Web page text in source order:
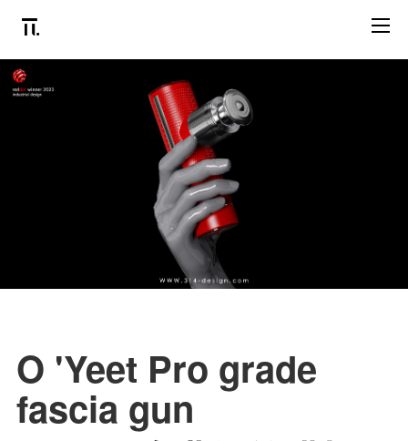
O 'Yeet Pro grade
fascia gun